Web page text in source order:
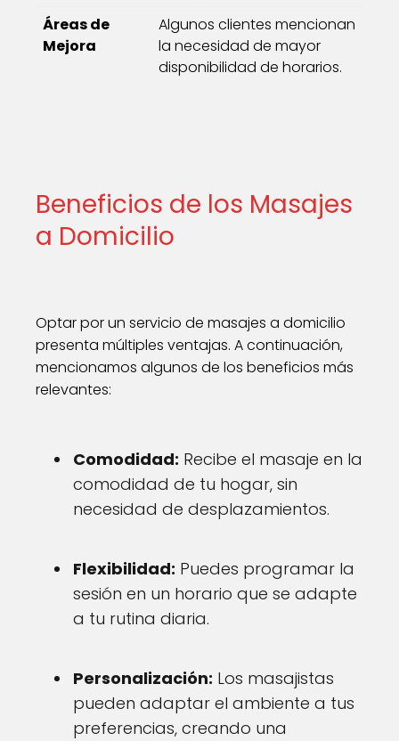
Áreas de
Mejora
Algunos clientes mencionan
la necesidad de mayor
disponibilidad de horarios.
Beneficios de los Masajes
a Domicilio
Optar por un servicio de masajes a domicilio
presenta múltiples ventajas. A continuación,
mencionamos algunos de los beneficios más
relevantes:
Comodidad: Recibe el masaje en la
comodidad de tu hogar, sin
necesidad de desplazamientos.
Flexibilidad: Puedes programar la
sesión en un horario que se adapte
a tu rutina diaria.
Personalización: Los masajistas
pueden adaptar el ambiente a tus
preferencias, creando una